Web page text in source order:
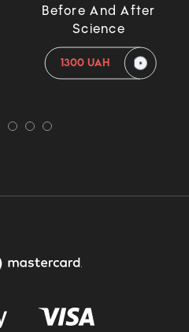
Before And After
Science
1300 UAH